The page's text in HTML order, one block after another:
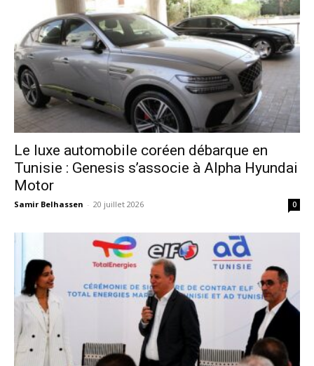
Le luxe automobile coréen débarque en
Tunisie : Genesis s’associe à Alpha Hyundai
Motor
Samir Belhassen - 20 juillet 2026 0